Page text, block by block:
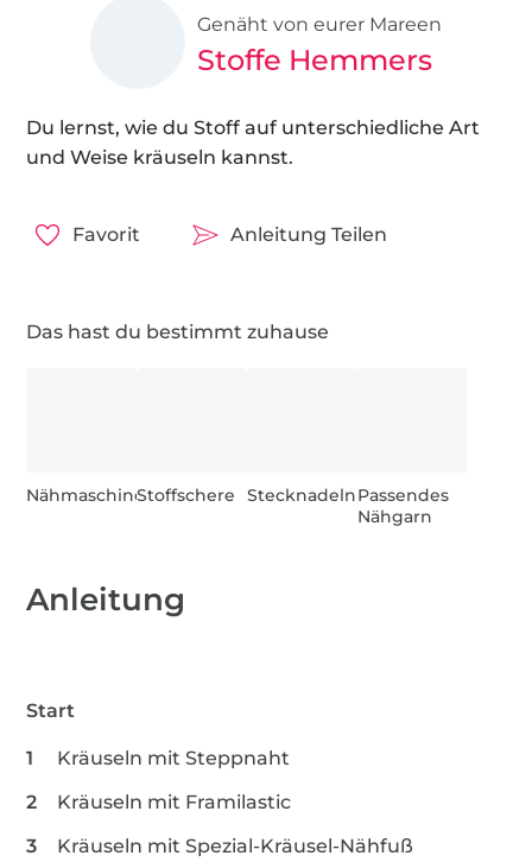
Genäht von eurer Mareen
Stoffe Hemmers
Du lernst, wie du Stoff auf unterschiedliche Art
und Weise kräuseln kannst.
Favorit Anleitung Teilen
Das hast du bestimmt zuhause
NähmaschineStoffschere StecknadelnPassendes
Nähgarn
Anleitung
Start
Kräuseln mit Steppnaht
Kräuseln mit Framilastic
Kräuseln mit Spezial-Kräusel-Nähfuß